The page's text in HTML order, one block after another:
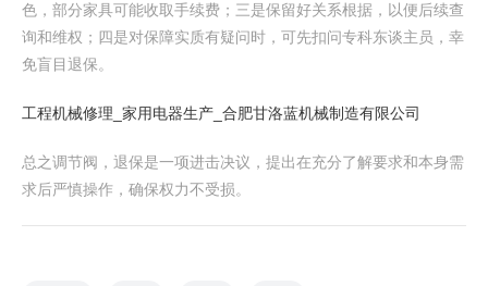
色，部分家具可能收取手续费；三是保留好关系根据，以便后续查
询和维权；四是对保障实质有疑问时，可先扣问专科东谈主员，幸
免盲目退保。
工程机械修理_家用电器生产_合肥甘洛蓝机械制造有限公司
总之调节阀，退保是一项进击决议，提出在充分了解要求和本身需
求后严慎操作，确保权力不受损。